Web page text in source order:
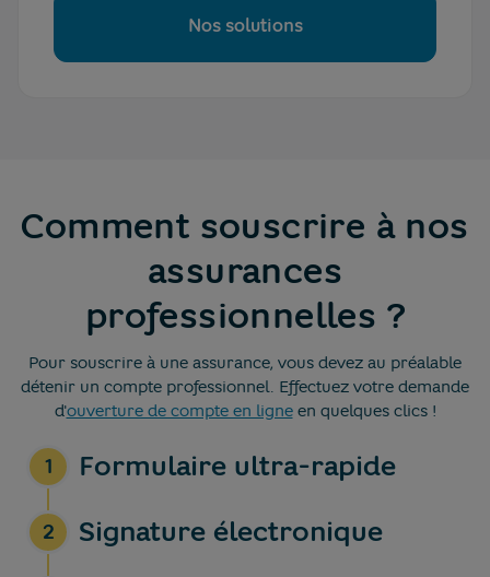
Nos solutions
Comment souscrire à nos
assurances
professionnelles ?
Pour souscrire à une assurance, vous devez au préalable
détenir un compte professionnel. Effectuez votre demande
d'ouverture de compte en ligneen quelques clics !
1 Formulaire ultra-rapide
2 Signature électronique